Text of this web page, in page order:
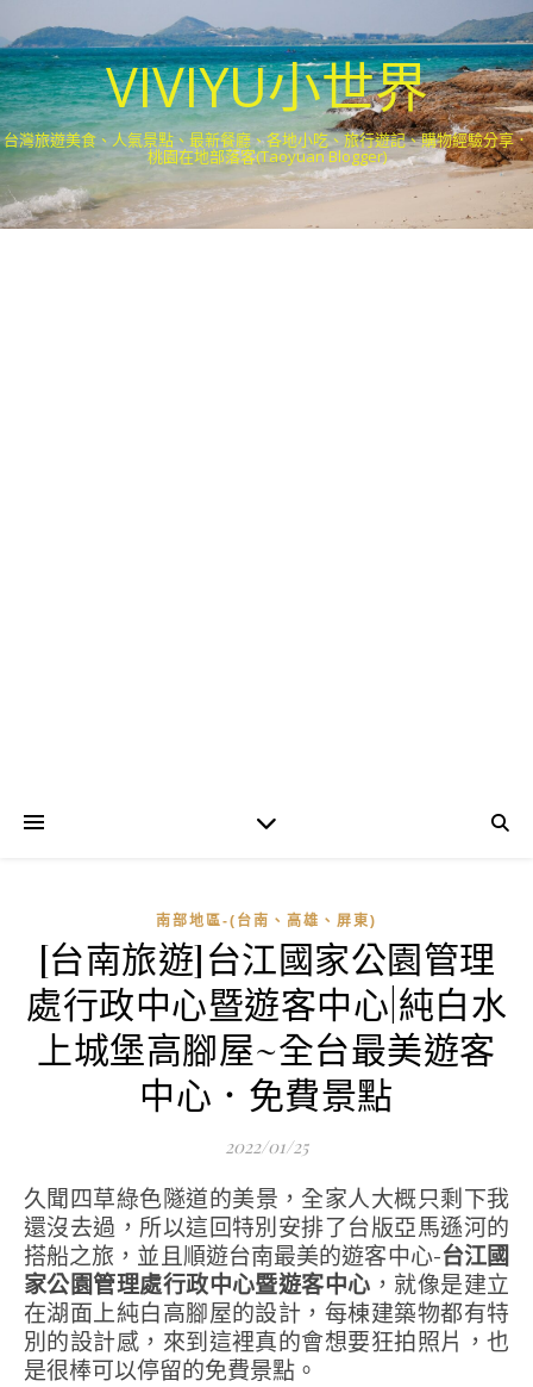
VIVIYU小世界
台灣旅遊美食、人氣景點、最新餐廳、各地小吃、旅行遊記、購物經驗分享．
桃園在地部落客(Taoyuan Blogger)
南部地區-(台南、高雄、屏東)
[台南旅遊]台江國家公園管理
處行政中心暨遊客中心|純白水
上城堡高腳屋~全台最美遊客
中心．免費景點
2022/01/25
久聞四草綠色隧道的美景，全家人大概只剩下我
還沒去過，所以這回特別安排了台版亞馬遜河的
搭船之旅，並且順遊台南最美的遊客中心-台江國
家公園管理處行政中心暨遊客中心 ，就像是建立
在湖面上純白高腳屋的設計，每棟建築物都有特
別的設計感，來到這裡真的會想要狂拍照片，也
是很棒可以停留的免費景點。